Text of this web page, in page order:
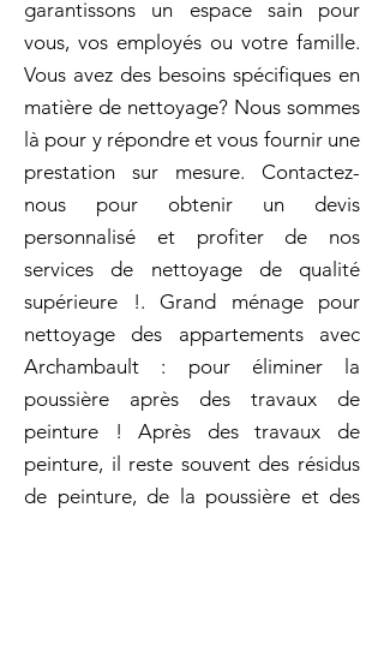
garantissons un espace sain pour
vous, vos employés ou votre famille.
Vous avez des besoins spécifiques en
matière de nettoyage? Nous sommes
là pour y répondre et vous fournir une
prestation sur mesure. Contactez-
nous pour obtenir un devis
personnalisé et profiter de nos
services de nettoyage de qualité
supérieure !. Grand ménage pour
nettoyage des appartements avec
Archambault : pour éliminer la
poussière après des travaux de
peinture ! Après des travaux de
peinture, il reste souvent des résidus
de peinture, de la poussière et des